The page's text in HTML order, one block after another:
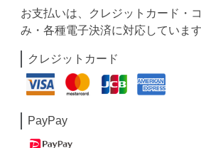
お支払いは、クレジットカード・
み・各種電子決済に対応しています
クレジットカード
PayPay